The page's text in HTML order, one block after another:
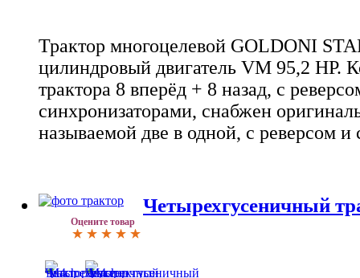
Трактор многоцелевой GOLDONI
цилиндровый двигатель VM 95,2 HP.
трактора 8 вперёд + 8 назад, с
синхронизаторами, снабжен
называемой две в одной, с реверсом и
Оцените товар
Четырехгусеничный